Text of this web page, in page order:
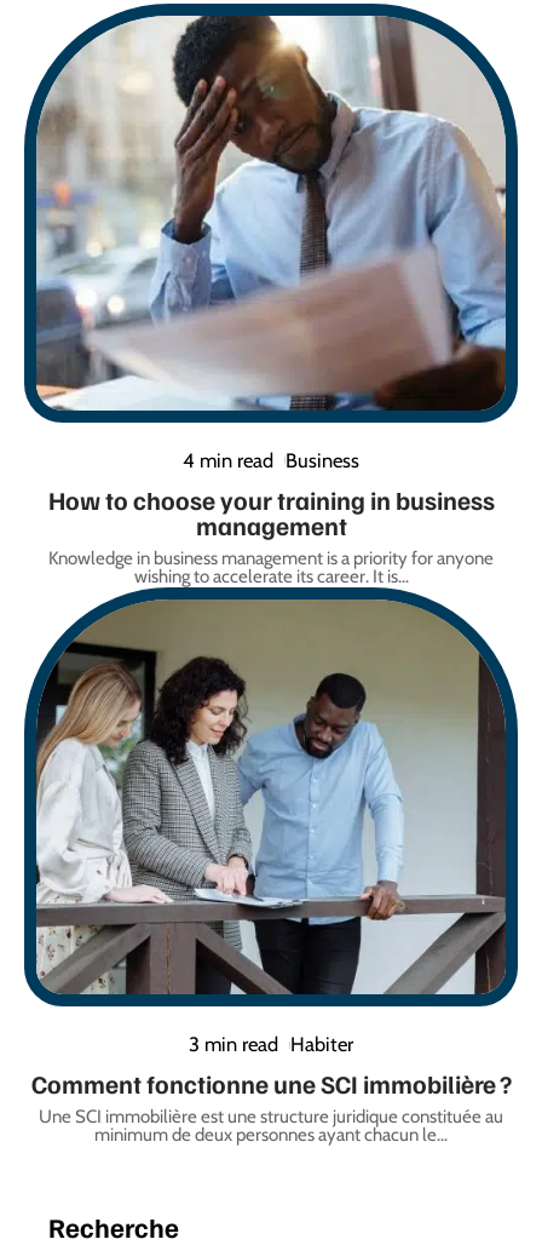
4 min read Business
How to choose your training in business
management
Knowledge in business management is a priority for anyone
wishing to accelerate its career. It is…
3 min read Habiter
Comment fonctionne une SCI immobilière ?
Une SCI immobilière est une structure juridique constituée au
minimum de deux personnes ayant chacun le…
Recherche